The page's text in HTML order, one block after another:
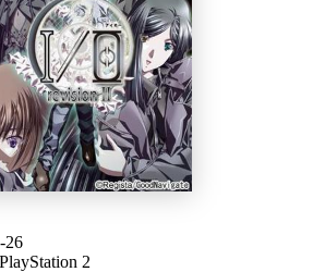
26
PlayStation 2